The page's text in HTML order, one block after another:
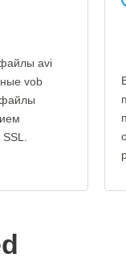
avi
vob